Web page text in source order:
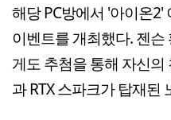
해당 PC방에서 '아이온2'
이벤트를 개최했다. 젠
게도 추첨을 통해 자신의
과 RTX 스파크가 탑재된